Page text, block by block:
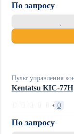
По запросу
Пульт управления
Kentatsu KIC-77H
0
По запросу